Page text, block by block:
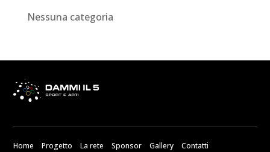
Nessuna categoria
Home Progetto La rete Sponsor Gallery Contatti